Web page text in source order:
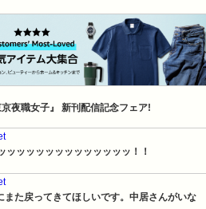
夜職女子』 新刊配信記念フェア!
ッッッッッッッッッッッッッ！！
た戻ってきてほしいです。中居さんがいな